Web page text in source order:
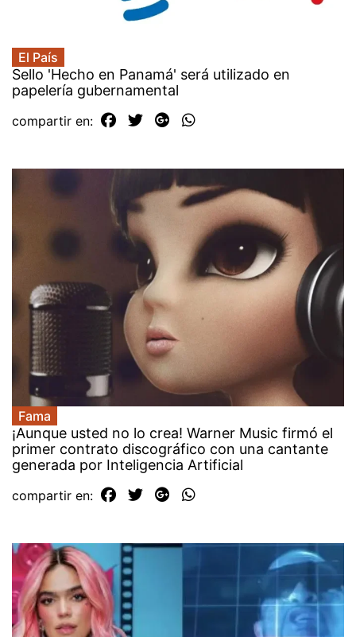
El País
Sello 'Hecho en Panamá' será utilizado en
papelería gubernamental
compartir en:
Fama
¡Aunque usted no lo crea! Warner Music firmó el
primer contrato discográfico con una cantante
generada por Inteligencia Artificial
compartir en: